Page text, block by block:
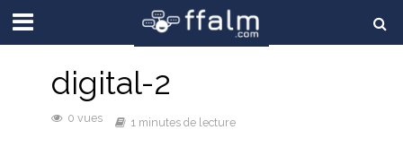
digital-2
0 vues 1 minutes de lecture